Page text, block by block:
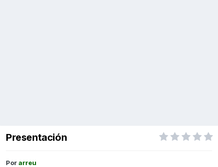
Presentación
Porarreu